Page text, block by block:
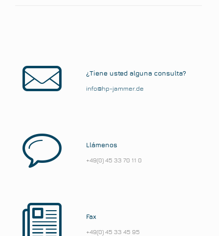
¿Tiene usted alguna consulta?
info@hp-jammer.de
Llámenos
+49(0) 45 33 70 11 0
Fax
+49(0) 45 33 45 95